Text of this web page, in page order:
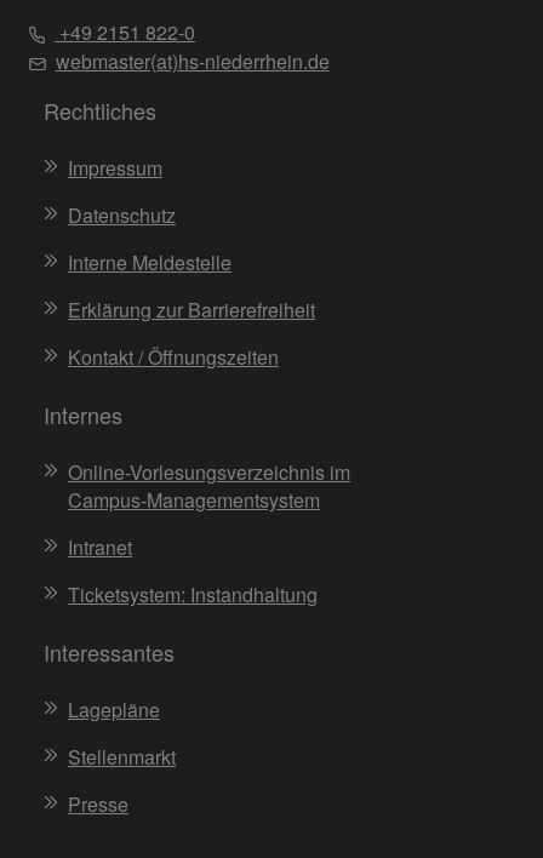
+49 2151 822-0
webmaster(at)hs-niederrhein.de
Rechtliches
Impressum
Datenschutz
Interne Meldestelle
Erklärung zur Barrierefreiheit
Kontakt / Öffnungszeiten
Internes
Online-Vorlesungsverzeichnis im
Campus-Managementsystem
Intranet
Ticketsystem: Instandhaltung
Interessantes
Lagepläne
Stellenmarkt
Presse